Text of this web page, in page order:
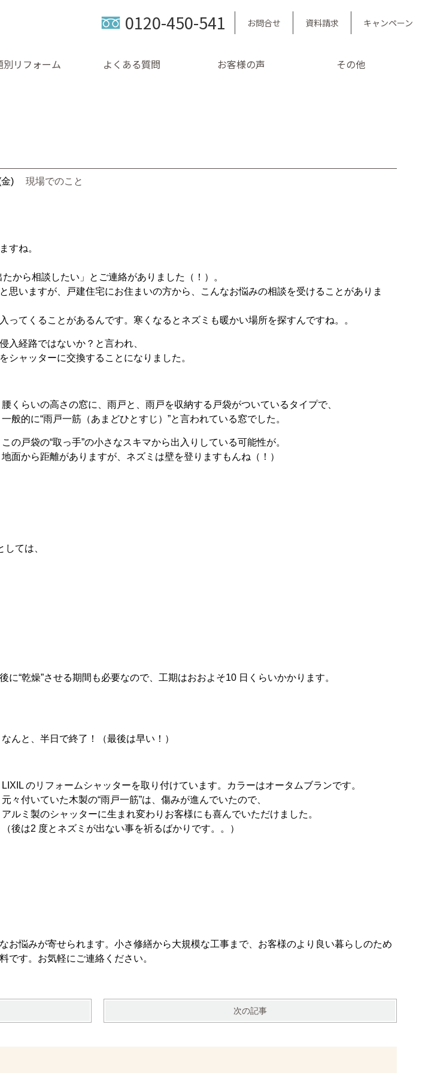
0120-450-541 お問合せ 資料請求 キャンペーン
別リフォーム よくある質問 お客様の声 その他
) 現場でのこと
すね。
から相談したい」とご連絡がありました（！）。
思いますが、戸建住宅にお住まいの方から、こんなお悩みの相談を受けることがありま
ってくることがあるんです。寒くなるとネズミも暖かい場所を探すんですね。。
入経路ではないか？と言われ、
シャッターに交換することになりました。
腰くらいの高さの窓に、雨戸と、雨戸を収納する戸袋がついているタイプで、
一般的に“雨戸一筋（あまどひとすじ）”と言われている窓でした。
この戸袋の“取っ手”の小さなスキマから出入りしている可能性が。
地面から距離がありますが、ネズミは壁を登りますもんね（！）
ては、
“乾燥”させる期間も必要なので、工期はおおよそ10 日くらいかかります。
なんと、半日で終了！（最後は早い！）
LIXIL のリフォームシャッターを取り付けています。カラーはオータムブランです。
元々付いていた木製の“雨戸一筋”は、傷みが進んでいたので、
アルミ製のシャッターに生まれ変わりお客様にも喜んでいただけました。
（後は2 度とネズミが出ない事を祈るばかりです。。）
お悩みが寄せられます。小さ修繕から大規模な工事まで、お客様のより良い暮らしのため
です。お気軽にご連絡ください。
次の記事